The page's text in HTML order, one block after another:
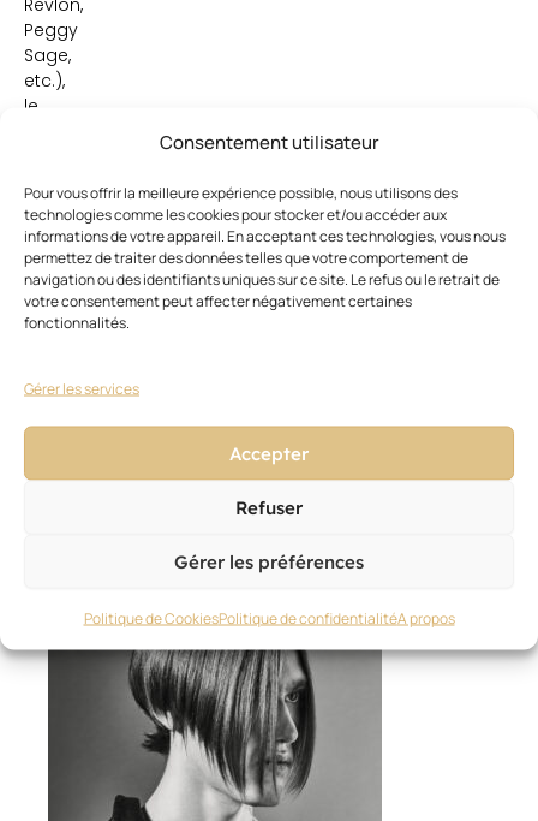
Consentement utilisateur
Pour vous offrir la meilleure expérience possible, nous utilisons des
technologies comme les cookies pour stocker et/ou accéder aux
informations de votre appareil. En acceptant ces technologies, vous nous
permettez de traiter des données telles que votre comportement de
navigation ou des identifiants uniques sur ce site. Le refus ou le retrait de
votre consentement peut affecter négativement certaines
fonctionnalités.
Gérer les services
Accepter
Refuser
Gérer les préférences
Politique de CookiesPolitique de confidentialitéA propos
Revlon,
Peggy
Sage,
etc.),
le
créé
ses
propres
marques
comme
Beautélive.
Ces articles pourraient vous